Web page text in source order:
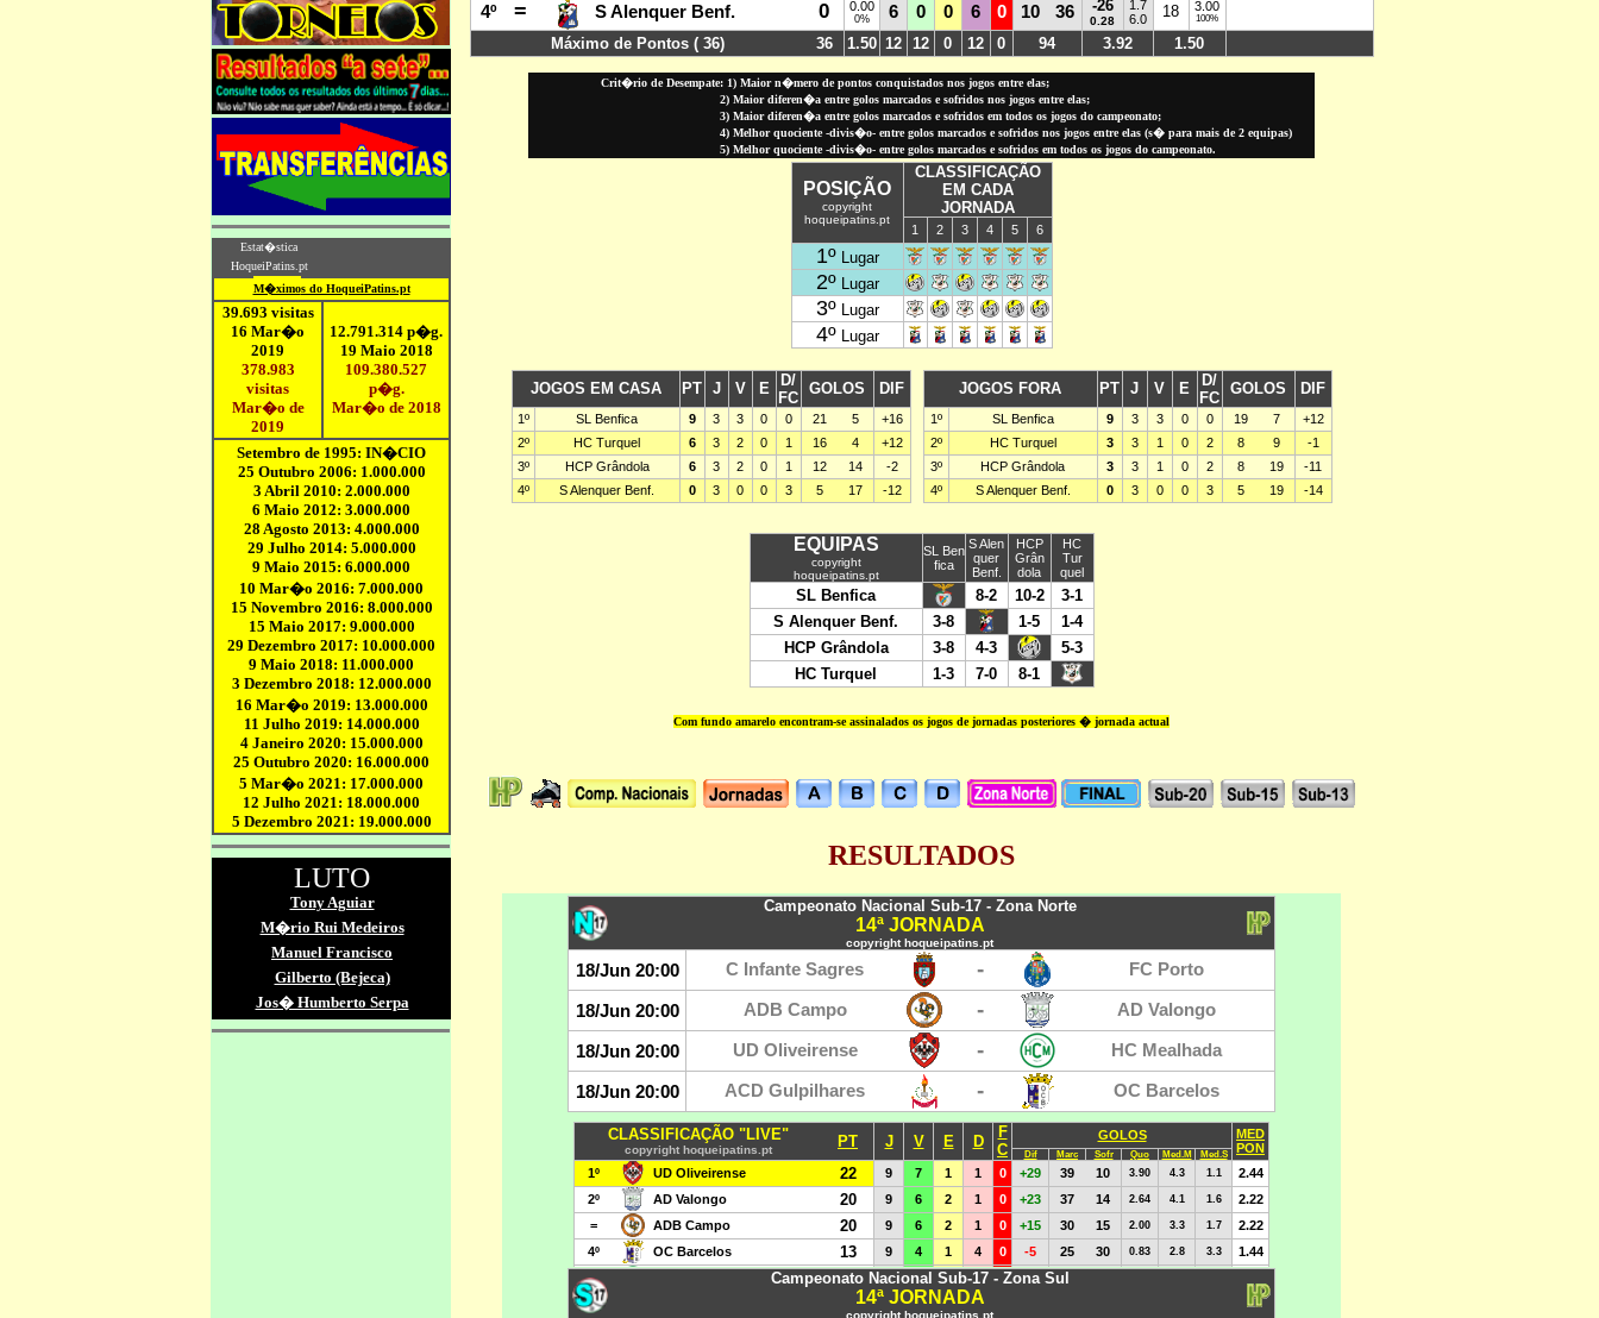
Crit�rio de Desempate: 1) Maior n�mero de pontos conquistados nos jogos entre elas;
2) Maior diferen�a entre golos marcados e sofridos nos jogos entre elas;
3) Maior diferen�a entre golos marcados e sofridos em todos os jogos do campeonato;
4) Melhor quociente -divis�o- entre golos marcados e sofridos nos jogos entre elas (s� para mais de 2 equipas)
5) Melhor quociente -divis�o- entre golos marcados e sofridos em todos os jogos do campeonato.
Com fundo amarelo encontram-se assinalados os jogos de jornadas posteriores � jornada actual
RESULTADOS